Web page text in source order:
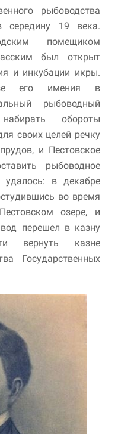
рыбоводства
середину 19 века.
помещиком
был открыт
и инкубации икры.
его имения в
рыбоводный
обороты
своих целей речку
и Пестовское
рыбоводное
удалось: в декабре
во время
озере, и
перешел в казну
вернуть казне
Государственных
поведении во время
посещения нашего
сайта, вы повышаете
вероятность того, что
будете получать
персонализированный
контент и
предложения.